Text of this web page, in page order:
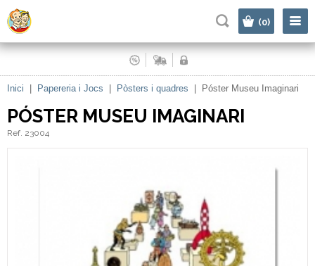
(0)
Inici Papereria i Jocs Pòsters i quadres Póster Museu Imaginari
PÓSTER MUSEU IMAGINARI
Ref. 23004